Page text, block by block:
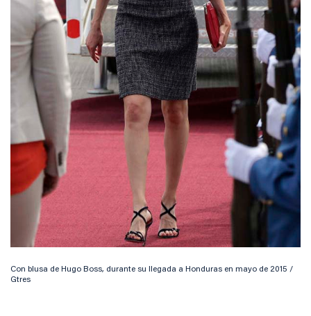
Con blusa de Hugo Boss, durante su llegada a Honduras en mayo de 2015 /
Gtres